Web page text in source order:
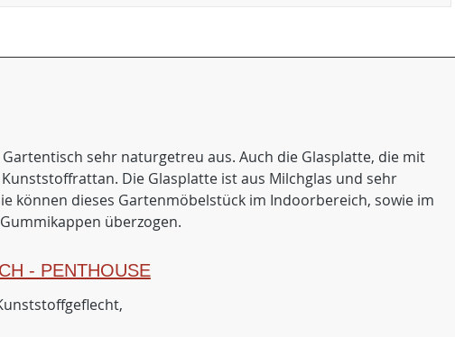
sehr naturgetreu aus. Auch die Glasplatte, die mit
Die Glasplatte ist aus Milchglas und sehr
können dieses Gartenmöbelstück im Indoorbereich, sowie im
überzogen.
- PENTHOUSE